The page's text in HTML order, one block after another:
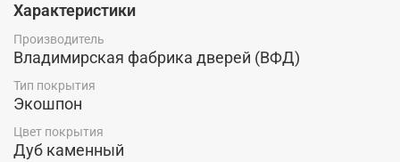
Выполненная по бескромочной технологии
окутывания элементов дверного блока на 360°, дверь
имеет покрытие ЭКОШПОН с специальным защитным
слоем лака немецкого производства. Данная дверь
устойчива к воздействию влаги и образованию
царапин, что позволяет устанавливать её даже во
поверхности.
Характеристики
Производитель
Владимирская фабрика дверей (ВФД)
Тип покрытия
Экошпон
Цвет покрытия
Дуб каменный